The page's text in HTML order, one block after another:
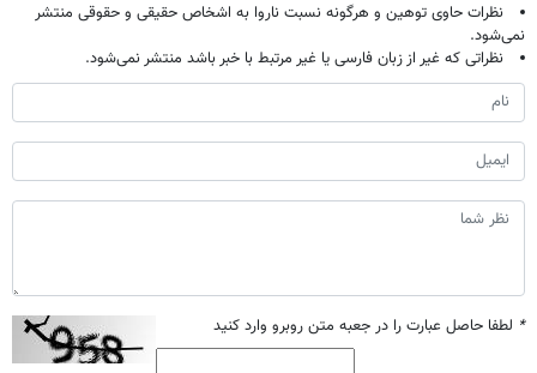
نظرات حاوی توهین و هرگونه نسبت ناروا به اشخاص حقیقی و حقوقی منتشر
نمی‌شود.
نظراتی که غیر از زبان فارسی یا غیر مرتبط با خبر باشد منتشر نمی‌شود.
* لطفا حاصل عبارت را در جعبه متن روبرو وارد کنید